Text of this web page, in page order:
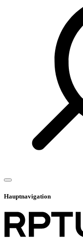
Hauptnavigation